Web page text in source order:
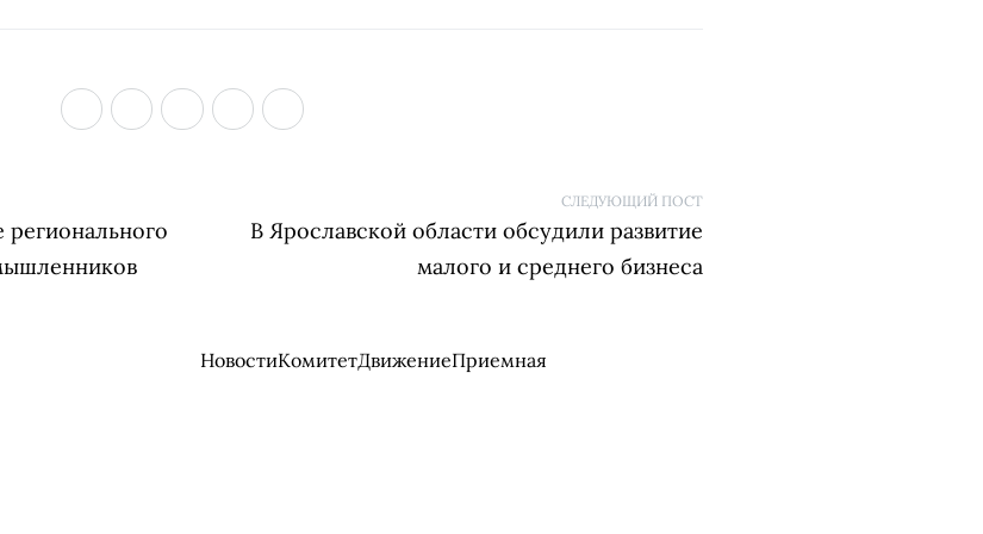
регионального
СЛЕДУЮЩИЙ ПОСТ
В Ярославской области обсудили развитие
малого и среднего бизнеса
НовостиКомитетДвижениеПриемная